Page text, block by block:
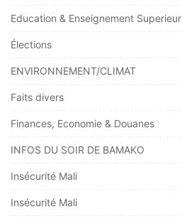
Education & Enseignement Superieur
Élections
ENVIRONNEMENT/CLIMAT
Faits divers
Finances, Economie & Douanes
INFOS DU SOIR DE BAMAKO
Insécurité Mali
Insécurité Mali